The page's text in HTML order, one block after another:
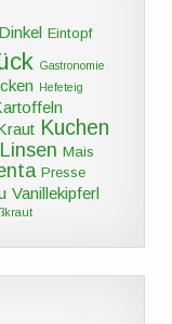
Dinkel Eintopf
Gastronomie
Hefeteig
Kuchen
Linsen Mais
Presse
Vanillekipferl